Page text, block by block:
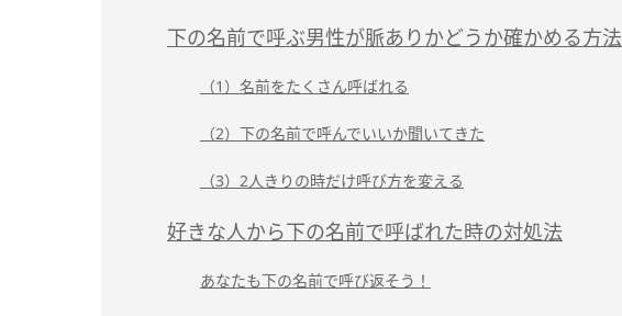
下の名前で呼ぶ男性が脈ありかどうか確かめる方法
（1）名前をたくさん呼ばれる
（2）下の名前で呼んでいいか聞いてきた
（3）2人きりの時だけ呼び方を変える
好きな人から下の名前で呼ばれた時の対処法
あなたも下の名前で呼び返そう！